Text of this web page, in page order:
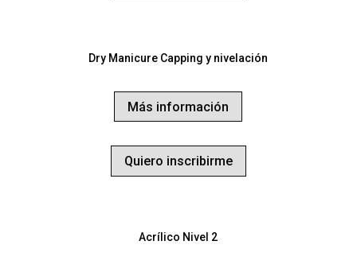
Dry Manicure Capping y nivelación
Más información
Quiero inscribirme
Acrílico Nivel 2